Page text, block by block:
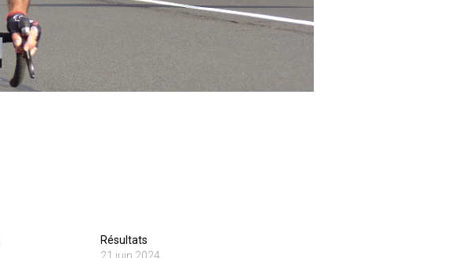
Résultats